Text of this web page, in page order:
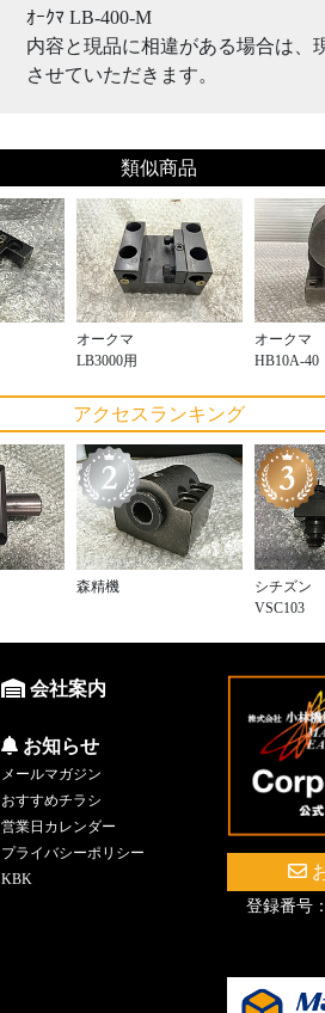
ｵｰｸﾏ LB-400-M
内容と現品に相違がある場合は、
させていただきます。
類似商品
オークマ
LB3000用
オークマ
HB10A-40
アクセスランキング
森精機
シチズン
VSC103
会社案内
お知らせ
メールマガジン
おすすめチラシ
営業日カレンダー
プライバシーポリシー
KBK
登録番号